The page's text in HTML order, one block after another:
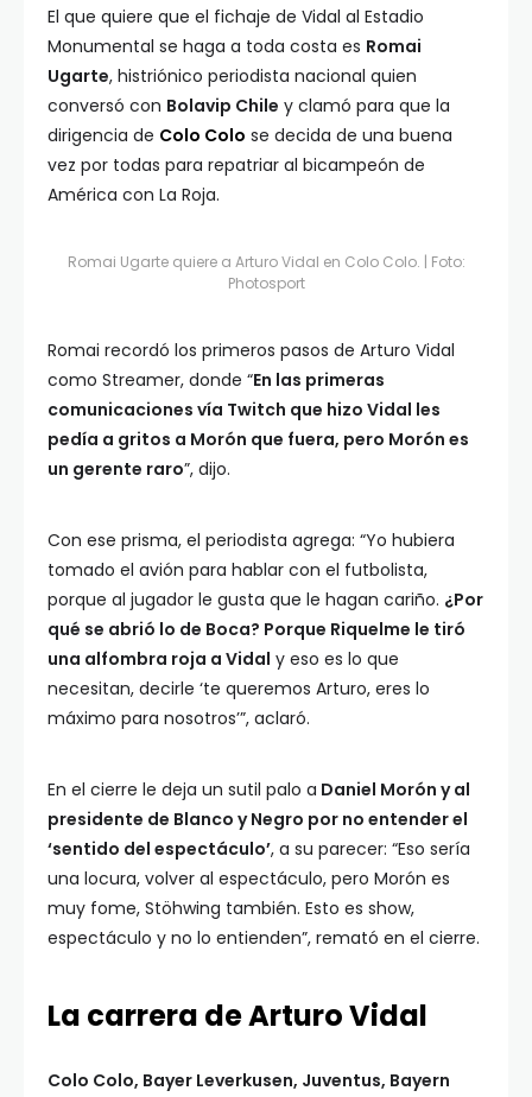
El que quiere que el fichaje de Vidal al Estadio
Monumental se haga a toda costa es Romai
Ugarte, histriónico periodista nacional quien
conversó con Bolavip Chile y clamó para que la
dirigencia de Colo Colo se decida de una buena
vez por todas para repatriar al bicampeón de
América con La Roja.
Romai Ugarte quiere a Arturo Vidal en Colo Colo. | Foto:
Photosport
Romai recordó los primeros pasos de Arturo Vidal
como Streamer, donde “En las primeras
comunicaciones vía Twitch que hizo Vidal les
pedía a gritos a Morón que fuera, pero Morón es
un gerente raro”, dijo.
Con ese prisma, el periodista agrega: “Yo hubiera
tomado el avión para hablar con el futbolista,
porque al jugador le gusta que le hagan cariño. ¿Por
qué se abrió lo de Boca? Porque Riquelme le tiró
una alfombra roja a Vidal y eso es lo que
necesitan, decirle ‘te queremos Arturo, eres lo
máximo para nosotros’”, aclaró.
En el cierre le deja un sutil palo a Daniel Morón y al
presidente de Blanco y Negro por no entender el
‘sentido del espectáculo’, a su parecer: “Eso sería
una locura, volver al espectáculo, pero Morón es
muy fome, Stöhwing también. Esto es show,
espectáculo y no lo entienden”, remató en el cierre.
La carrera de Arturo Vidal
Colo Colo, Bayer Leverkusen, Juventus, Bayern